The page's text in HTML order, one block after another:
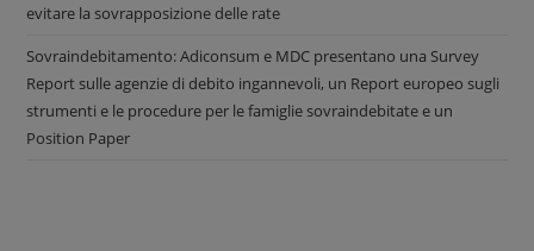
evitare la sovrapposizione delle rate
Sovraindebitamento: Adiconsum e MDC presentano una Survey
Report sulle agenzie di debito ingannevoli, un Report europeo sugli
strumenti e le procedure per le famiglie sovraindebitate e un
Position Paper